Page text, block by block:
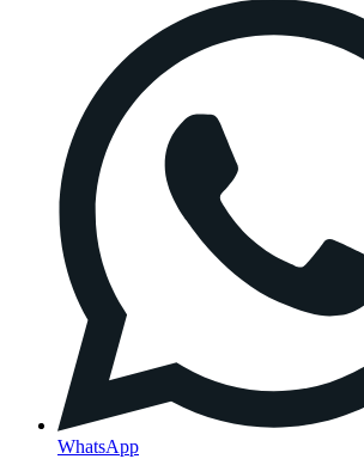
WhatsApp